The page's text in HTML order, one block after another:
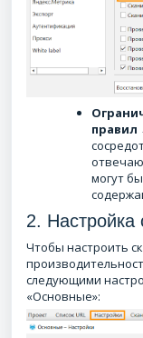
правил
могут
2. Настройка
Чтобы настроить
следующими
«Основные»: